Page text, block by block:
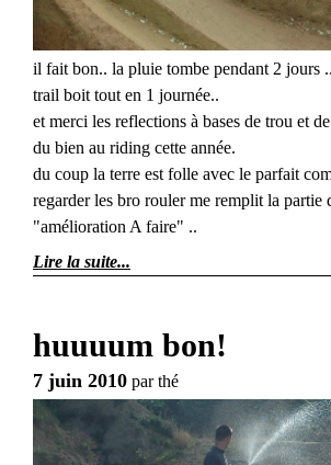
il fait bon.. la pluie tombe pendant 2 jours
trail boit tout en 1 journée..
et merci les reflections à bases de trou et
du bien au riding cette année.
du coup la terre est folle avec le parfait
regarder les bro rouler me remplit la partie
"amélioration A faire" ..
Lire la suite
huuuum bon!
7 juin 2010 parthé